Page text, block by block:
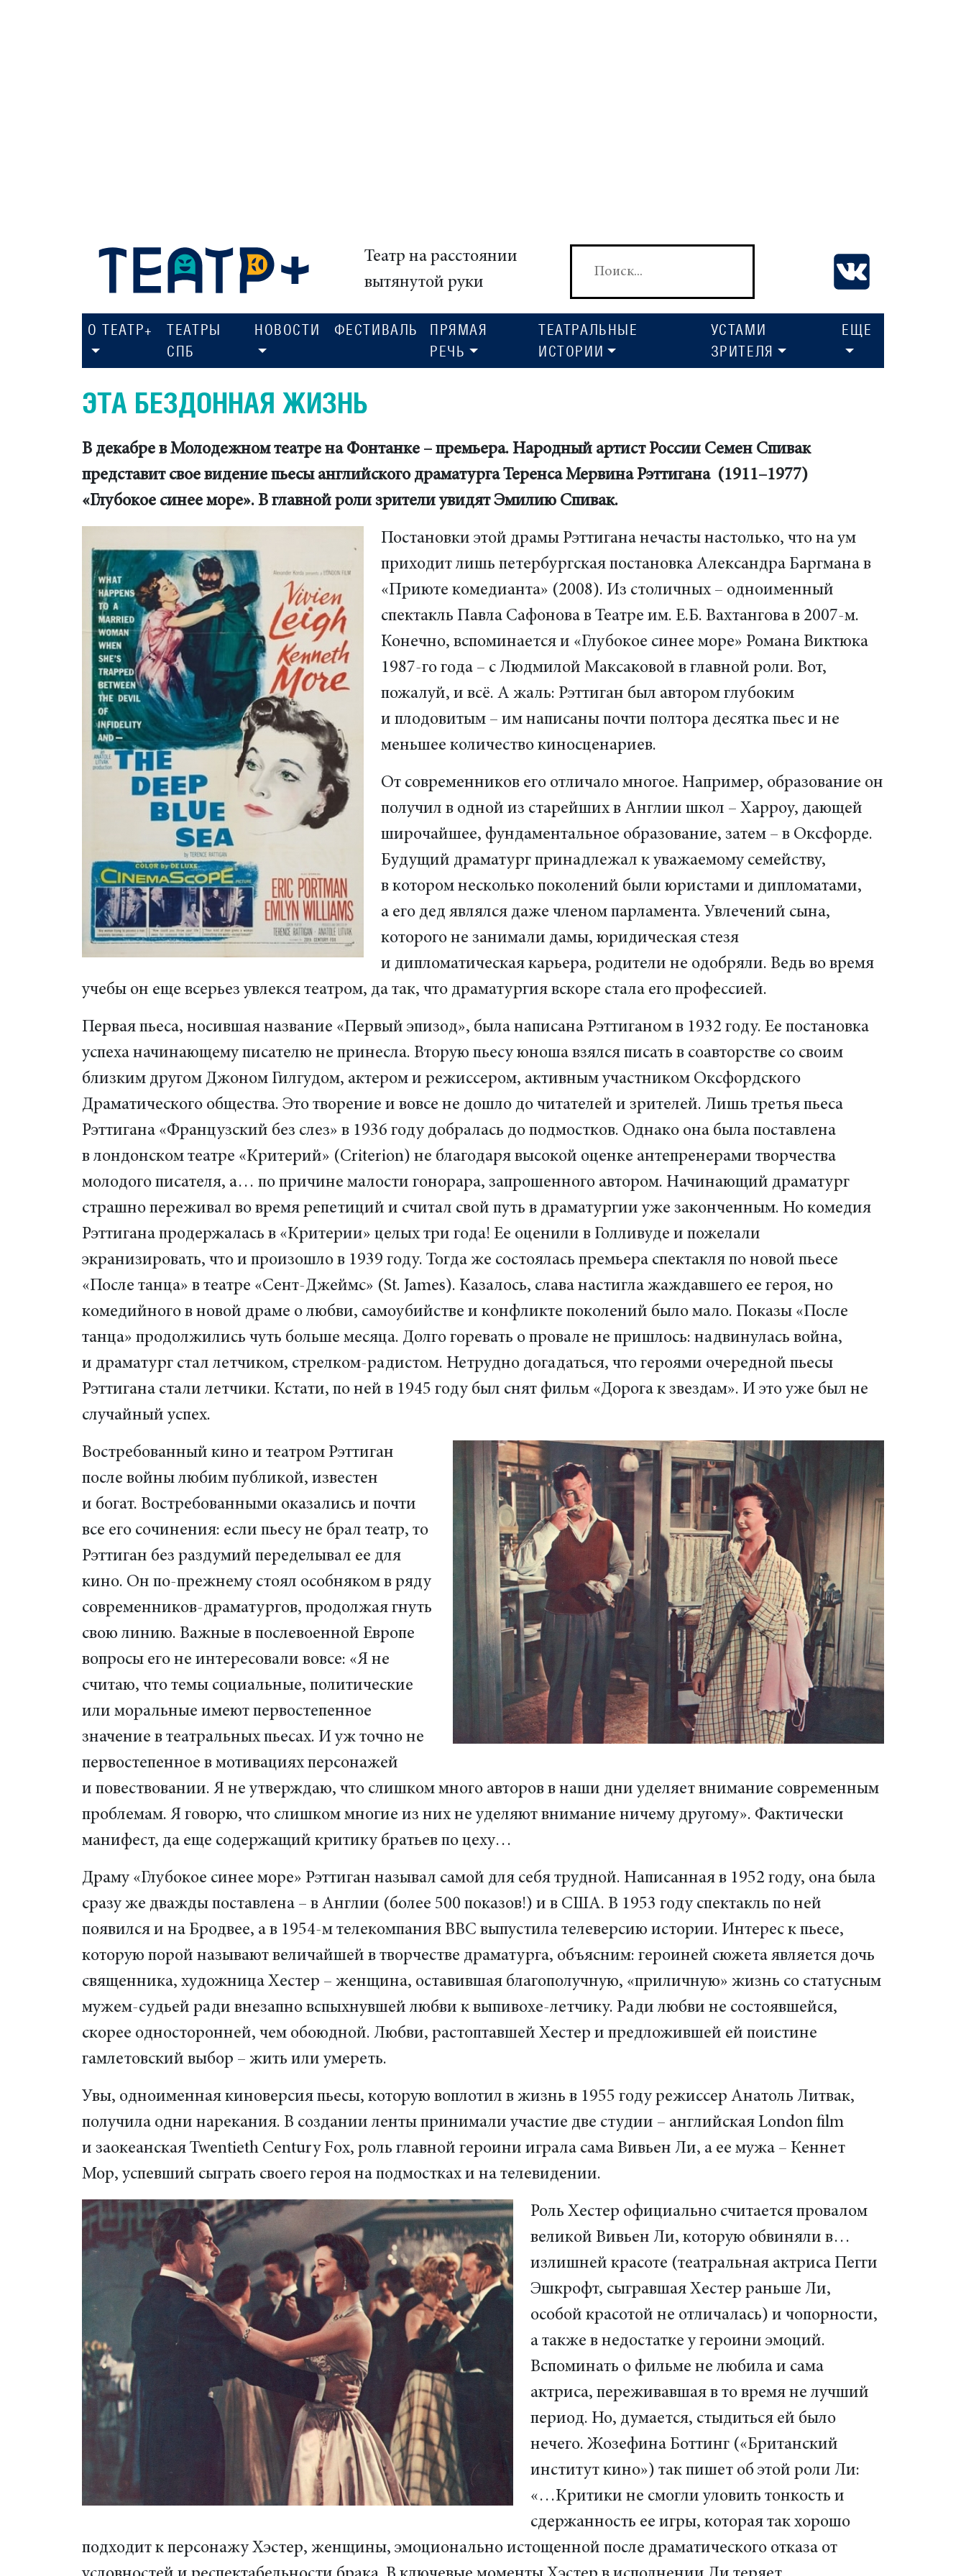
Театр на расстоянии
вытянутой руки
О ТЕАТР+
ТЕАТРЫ
СПБ
НОВОСТИ ФЕСТИВАЛЬ
ПРЯМАЯ
РЕЧЬ
ТЕАТРАЛЬНЫЕ
ИСТОРИИ
УСТАМИ
ЗРИТЕЛЯ
ЕЩЕ
ЭТА БЕЗДОННАЯ ЖИЗНЬ
В декабре в Молодежном театре на Фонтанке – премьера. Народный артист России Семен Спивак
представит свое видение пьесы английского драматурга Теренса Мервина Рэттигана (1911–1977)
«Глубокое синее море». В главной роли зрители увидят Эмилию Спивак.
Постановки этой драмы Рэттигана нечасты настолько, что на ум
приходит лишь петербургская постановка Александра Баргмана в
«Приюте комедианта» (2008). Из столичных – одноименный
спектакль Павла Сафонова в Театре им. Е.Б. Вахтангова в 2007-м.
Конечно, вспоминается и «Глубокое синее море» Романа Виктюка
1987-го года – с Людмилой Максаковой в главной роли. Вот,
пожалуй, и всё. А жаль: Рэттиган был автором глубоким
и плодовитым – им написаны почти полтора десятка пьес и не
меньшее количество киносценариев.
От современников его отличало многое. Например, образование он
получил в одной из старейших в Англии школ – Харроу, дающей
широчайшее, фундаментальное образование, затем – в Оксфорде.
Будущий драматург принадлежал к уважаемому семейству,
в котором несколько поколений были юристами и дипломатами,
а его дед являлся даже членом парламента. Увлечений сына,
которого не занимали дамы, юридическая стезя
и дипломатическая карьера, родители не одобряли. Ведь во время
учебы он еще всерьез увлекся театром, да так, что драматургия вскоре стала его профессией.
Первая пьеса, носившая название «Первый эпизод», была написана Рэттиганом в 1932 году. Ее постановка
успеха начинающему писателю не принесла. Вторую пьесу юноша взялся писать в соавторстве со своим
близким другом Джоном Гилгудом, актером и режиссером, активным участником Оксфордского
Драматического общества. Это творение и вовсе не дошло до читателей и зрителей. Лишь третья пьеса
Рэттигана «Французский без слез» в 1936 году добралась до подмостков. Однако она была поставлена
в лондонском театре «Критерий» (Criterion) не благодаря высокой оценке антепренерами творчества
молодого писателя, а… по причине малости гонорара, запрошенного автором. Начинающий драматург
страшно переживал во время репетиций и считал свой путь в драматургии уже законченным. Но комедия
Рэттигана продержалась в «Критерии» целых три года! Ее оценили в Голливуде и пожелали
экранизировать, что и произошло в 1939 году. Тогда же состоялась премьера спектакля по новой пьесе
«После танца» в театре «Сент-Джеймс» (St. James). Казалось, слава настигла жаждавшего ее героя, но
комедийного в новой драме о любви, самоубийстве и конфликте поколений было мало. Показы «После
танца» продолжились чуть больше месяца. Долго горевать о провале не пришлось: надвинулась война,
и драматург стал летчиком, стрелком-радистом. Нетрудно догадаться, что героями очередной пьесы
Рэттигана стали летчики. Кстати, по ней в 1945 году был снят фильм «Дорога к звездам». И это уже был не
случайный успех.
Востребованный кино и театром Рэттиган
после войны любим публикой, известен
и богат. Востребованными оказались и почти
все его сочинения: если пьесу не брал театр, то
Рэттиган без раздумий переделывал ее для
кино. Он по-прежнему стоял особняком в ряду
современников-драматургов, продолжая гнуть
свою линию. Важные в послевоенной Европе
вопросы его не интересовали вовсе: «Я не
считаю, что темы социальные, политические
или моральные имеют первостепенное
значение в театральных пьесах. И уж точно не
первостепенное в мотивациях персонажей
и повествовании. Я не утверждаю, что слишком много авторов в наши дни уделяет внимание современным
проблемам. Я говорю, что слишком многие из них не уделяют внимание ничему другому». Фактически
манифест, да еще содержащий критику братьев по цеху…
Драму «Глубокое синее море» Рэттиган называл самой для себя трудной. Написанная в 1952 году, она была
сразу же дважды поставлена – в Англии (более 500 показов!) и в США. В 1953 году спектакль по ней
появился и на Бродвее, а в 1954-м телекомпания ВВС выпустила телеверсию истории. Интерес к пьесе,
которую порой называют величайшей в творчестве драматурга, объясним: героиней сюжета является дочь
священника, художница Хестер – женщина, оставившая благополучную, «приличную» жизнь со статусным
мужем-судьей ради внезапно вспыхнувшей любви к выпивохе-летчику. Ради любви не состоявшейся,
скорее односторонней, чем обоюдной. Любви, растоптавшей Хестер и предложившей ей поистине
гамлетовский выбор – жить или умереть.
Увы, одноименная киноверсия пьесы, которую воплотил в жизнь в 1955 году режиссер Анатоль Литвак,
получила одни нарекания. В создании ленты принимали участие две студии – английская London film
и заокеанская Twentieth Century Fox, роль главной героини играла сама Вивьен Ли, а ее мужа – Кеннет
Мор, успевший сыграть своего героя на подмостках и на телевидении.
Роль Хестер официально считается провалом
великой Вивьен Ли, которую обвиняли в…
излишней красоте (театральная актриса Пегги
Эшкрофт, сыгравшая Хестер раньше Ли,
особой красотой не отличалась) и чопорности,
а также в недостатке у героини эмоций.
Вспоминать о фильме не любила и сама
актриса, переживавшая в то время не лучший
период. Но, думается, стыдиться ей было
нечего. Жозефина Боттинг («Британский
институт кино») так пишет об этой роли Ли:
«…Критики не смогли уловить тонкость и
сдержанность ее игры, которая так хорошо
подходит к персонажу Хэстер, женщины, эмоционально истощенной после драматического отказа от